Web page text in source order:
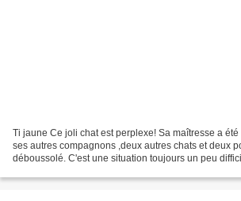
Ti jaune Ce joli chat est perplexe! Sa maîtresse a
ses autres compagnons ,deux autres chats et deux
déboussolé. C'est une situation toujours un peu